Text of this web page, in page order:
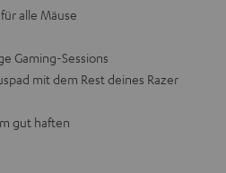
alle Mäuse
Gaming-Sessions
mit dem Rest deines Razer
gut haften